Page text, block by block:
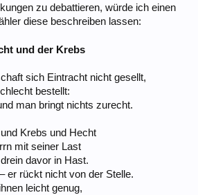
zu debattieren, würde ich einen
diese beschreiben lassen:
und der Krebs
sich Eintracht nicht gesellt,
bestellt:
man bringt nichts zurecht.
Krebs und Hecht
mit seiner Last
davor in Hast.
er rückt nicht von der Stelle.
leicht genug,